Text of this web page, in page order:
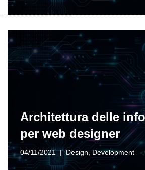
Architettura delle
per web designer
04/11/2021 Design,Development